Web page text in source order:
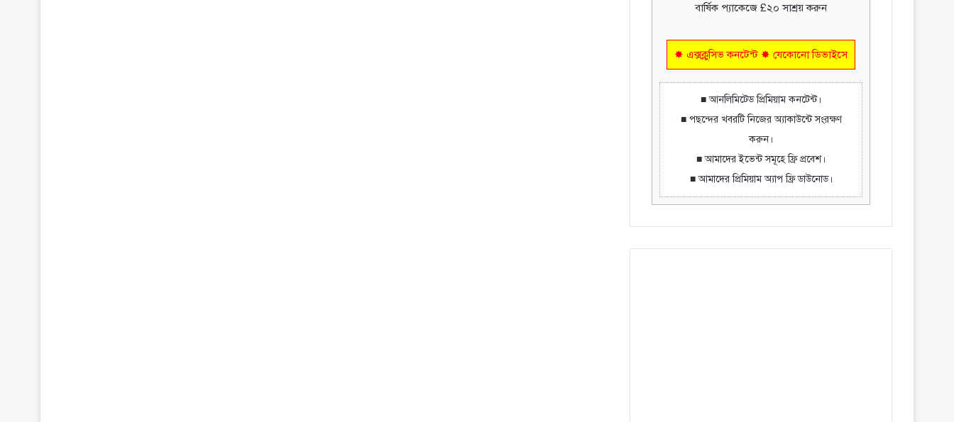
বার্ষিক প্যাকেজে £২০ সাশ্রয় করুন
✸ এক্সক্লুসিভ কনটেন্ট ✸ যেকোনো ডিভাইসে
■ আনলিমিটেড প্রিমিয়াম কনটেন্ট।
■ পছন্দের খবরটি নিজের অ্যাকাউন্টে সংরক্ষণ
করুন।
■ আমাদের ইভেন্ট সমূহে ফ্রি প্রবেশ।
■ আমাদের প্রিমিয়াম অ্যাপ ফ্রি ডাউনোড।